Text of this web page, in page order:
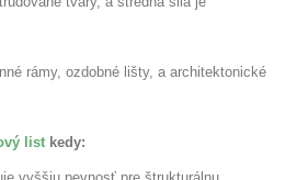
rámy, ozdobné lišty, a architektonické
listkedy: